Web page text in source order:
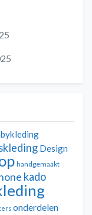
Design
handgemaakt
kado
onderdelen